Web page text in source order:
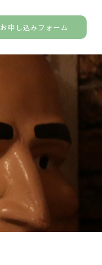
お申し込みフォーム